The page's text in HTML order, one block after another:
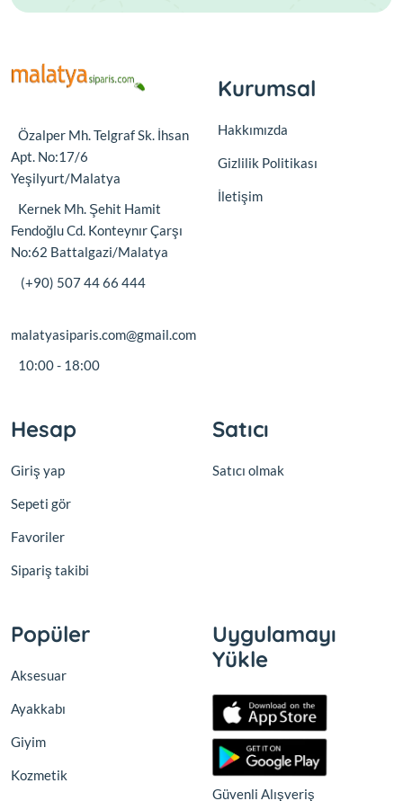
Özalper Mh. Telgraf Sk. İhsan
Apt. No:17/6
Yeşilyurt/Malatya
Kernek Mh. Şehit Hamit
Fendoğlu Cd. Konteynır Çarşı
No:62 Battalgazi/Malatya
(+90) 507 44 66 444
malatyasiparis.com@gmail.com
10:00 - 18:00
Kurumsal
Hakkımızda
Gizlilik Politikası
İletişim
Hesap
Giriş yap
Sepeti gör
Favoriler
Sipariş takibi
Satıcı
Satıcı olmak
Popüler
Aksesuar
Ayakkabı
Giyim
Kozmetik
Uygulamayı
Yükle
Güvenli Alışveriş